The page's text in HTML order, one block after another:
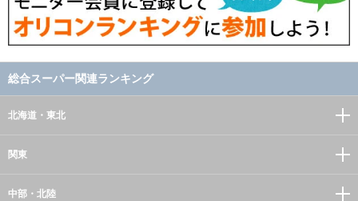
総合スーパー関連ランキング
北海道・東北
関東
中部・北陸